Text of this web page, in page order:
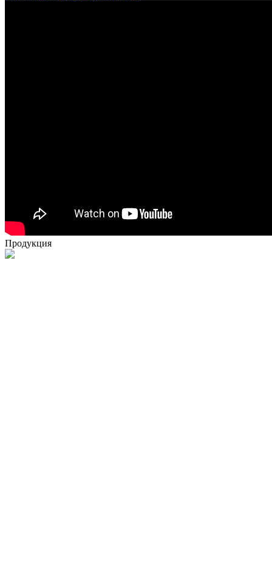
Продукция